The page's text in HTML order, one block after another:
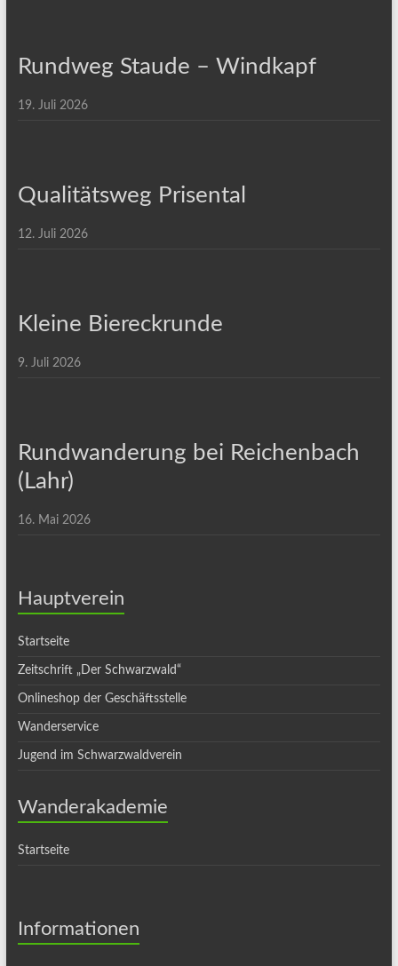
Rundweg Staude – Windkapf
19. Juli 2026
Qualitätsweg Prisental
12. Juli 2026
Kleine Biereckrunde
9. Juli 2026
Rundwanderung bei Reichenbach
(Lahr)
16. Mai 2026
Hauptverein
Startseite
Zeitschrift „Der Schwarzwald“
Onlineshop der Geschäftsstelle
Wanderservice
Jugend im Schwarzwaldverein
Wanderakademie
Startseite
Informationen